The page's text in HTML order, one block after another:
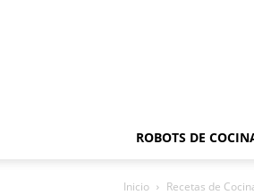
ROBOTS DE
Inicio Recetas de